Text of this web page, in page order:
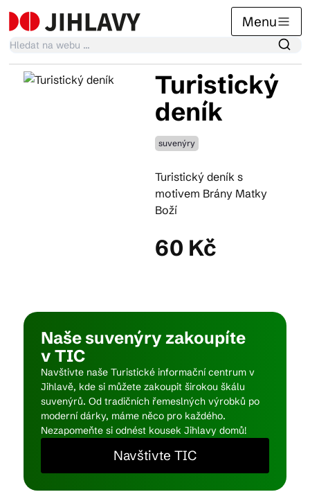
Menu
Kam vyrazit
CS EN DE
Turistický
deník
suvenýry
Turistický deník s
motivem Brány Matky
Boží
60 Kč
Naše suvenýry zakoupíte
v TIC
Navštivte naše Turistické informační centrum v
Jihlavě, kde si můžete zakoupit širokou škálu
suvenýrů. Od tradičních řemeslných výrobků po
moderní dárky, máme něco pro každého.
Nezapomeňte si odnést kousek Jihlavy domů!
Navštivte TIC